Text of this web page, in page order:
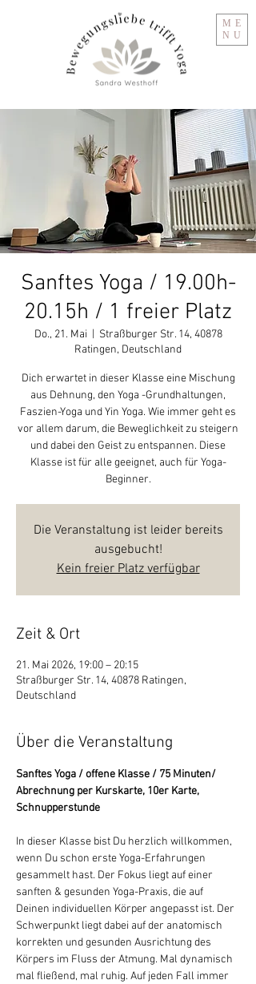
ME
NU
Sanftes Yoga / 19.00h-
20.15h / 1 freier Platz
Do., 21. Mai
Straßburger Str. 14, 40878
Ratingen, Deutschland
Dich erwartet in dieser Klasse eine Mischung
aus Dehnung, den Yoga -Grundhaltungen,
Faszien-Yoga und Yin Yoga. Wie immer geht es
vor allem darum, die Beweglichkeit zu steigern
und dabei den Geist zu entspannen. Diese
Klasse ist für alle geeignet, auch für Yoga-
Beginner.
Die Veranstaltung ist leider bereits
ausgebucht!
Kein freier Platz verfügbar
Zeit & Ort
21. Mai 2026, 19:00 – 20:15
Straßburger Str. 14, 40878 Ratingen,
Deutschland
Über die Veranstaltung
Sanftes Yoga / offene Klasse / 75 Minuten/
Abrechnung per Kurskarte, 10er Karte,
Schnupperstunde
In dieser Klasse bist Du herzlich willkommen,
wenn Du schon erste Yoga-Erfahrungen
gesammelt hast. Der Fokus liegt auf einer
sanften & gesunden Yoga-Praxis, die auf
Deinen individuellen Körper angepasst ist. Der
Schwerpunkt liegt dabei auf der anatomisch
korrekten und gesunden Ausrichtung des
Körpers im Fluss der Atmung. Mal dynamisch
mal fließend, mal ruhig. Auf jeden Fall immer